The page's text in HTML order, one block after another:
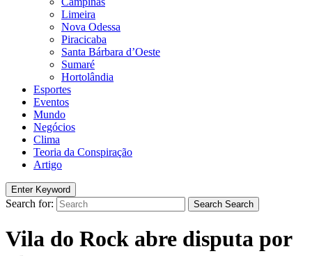
Limeira
Nova Odessa
Piracicaba
Santa Bárbara d’Oeste
Sumaré
Hortolândia
Esportes
Eventos
Mundo
Negócios
Clima
Teoria da Conspiração
Artigo
Enter Keyword
Search for: Search Search
Vila do Rock abre disputa por